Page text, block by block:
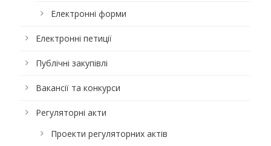
Електронні форми
Електронні петиції
Публічні закупівлі
Вакансії та конкурси
Регуляторні акти
Проекти регуляторних актів